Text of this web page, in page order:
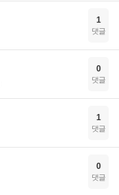
1
댓글
0
댓글
1
댓글
0
댓글